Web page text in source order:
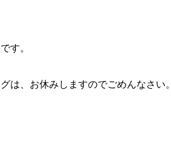
す。
は、お休みしますのでごめんなさい。